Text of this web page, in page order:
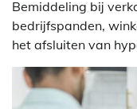
Bemiddeling bij
bedrijfspanden,
het afsluiten van